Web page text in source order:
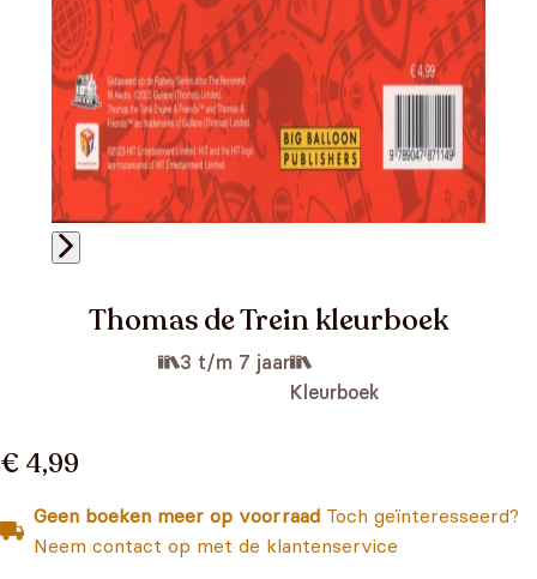
Thomas de Trein kleurboek
3 t/m 7 jaar
Kleurboek
€ 4,99
Geen boeken meer op voorraad Toch geïnteresseerd?
Neem contact op met de klantenservice